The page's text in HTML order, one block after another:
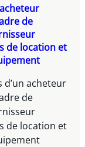
de
de location et
acheteur
de
de location et